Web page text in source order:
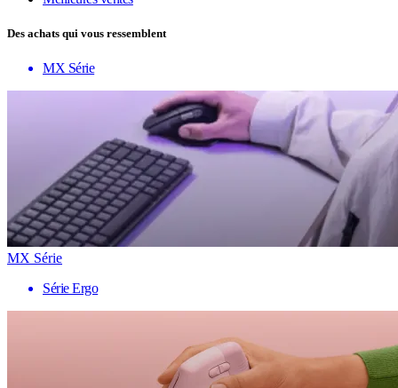
Des achats qui vous ressemblent
MX Série
MX Série
Série Ergo